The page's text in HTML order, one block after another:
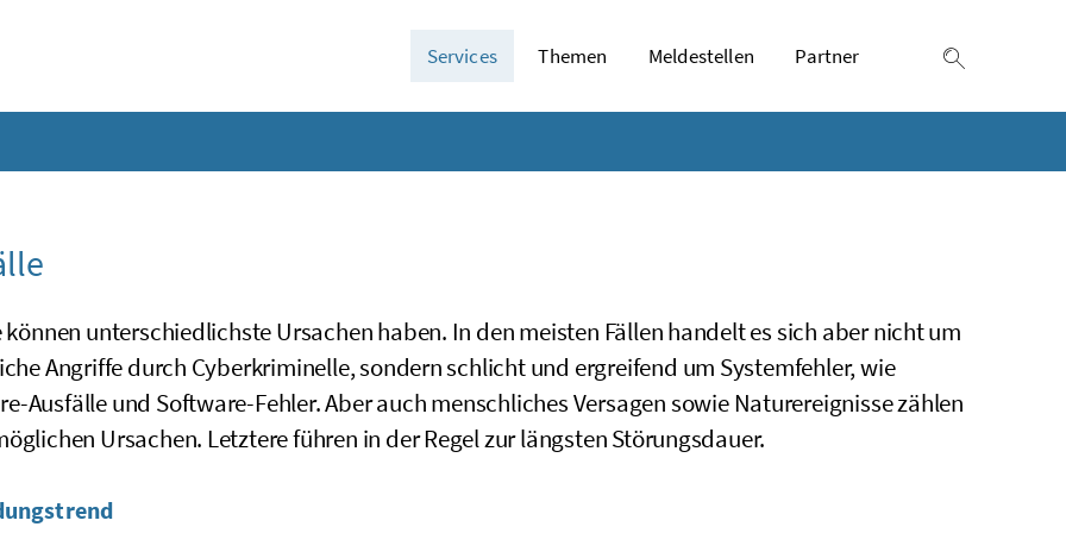
Services Themen Meldestellen Partner
können unterschiedlichste Ursachen haben. In den meisten Fällen handelt es sich aber nicht um
Angriffe durch Cyberkriminelle, sondern schlicht und ergreifend um Systemfehler, wie
-Ausfälle und Software-Fehler. Aber auch menschliches Versagen sowie Naturereignisse zählen
Ursachen. Letztere führen in der Regel zur längsten Störungsdauer.